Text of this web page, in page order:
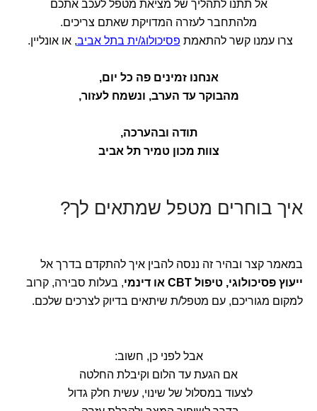
אל תתנו לתהליך של מציאת מטפל לעכב אתכם
מלהתחבר לעזרה המדויקת שאתם צריכים.
צרו עמנו קשר להתאמת פסיכולוג/ית בתל אביב, או אונליין.
אנחנו זמינים פה כל יום,
מהבוקר עד הערב, ונשמח לעזור,
תודה ובהערכה,
צוות מכון טמיר תל אביב
איך בוחרים מטפל שמתאים לך?
במאמר קצר ובהיר זה ננסה להבין איך להתקדם בדרך אל
ייעוץ פסיכולוגי, טיפול CBT או דינמי
, בעלות סבירה, קרוב
למקום מגוריכם, עם מטפל/ת שיתאים בדיוק לצרכים שלכם.
אבל לפני כן, חשוב:
אם הגעת עד הלום וקיבלת החלטה
לצעוד במסלול של שינוי, עשית חלק גדול